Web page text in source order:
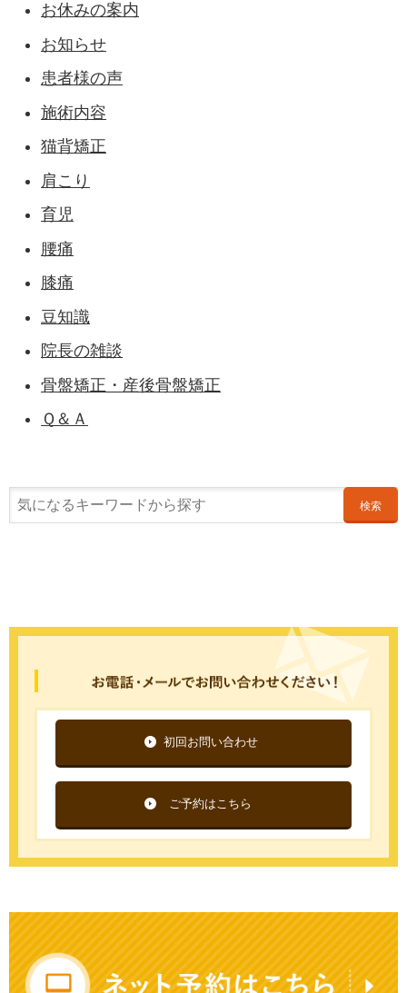
お休みの案内
お知らせ
患者様の声
施術内容
猫背矯正
肩こり
育児
腰痛
膝痛
豆知識
院長の雑談
骨盤矯正・産後骨盤矯正
Ｑ＆Ａ
検索
初回お問い合わせ
ご予約はこちら